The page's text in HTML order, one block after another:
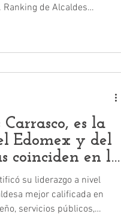
es la
Edomex y del
coinciden en la
su liderazgo a nivel
mejor calificada en
servicios públicos,